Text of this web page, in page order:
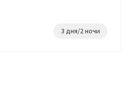
3 дня/2 ночи